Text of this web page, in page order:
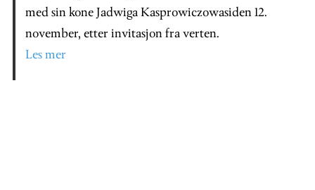
med sin kone Jadwiga Kasprowiczowasiden 12.
november, etter invitasjon fra verten.
Les mer